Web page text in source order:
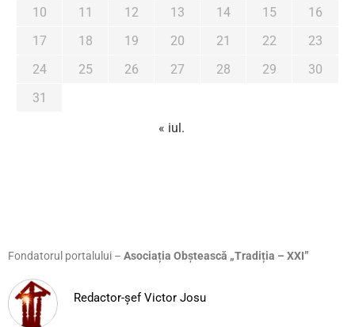
10
11 12 13 14 15
16
17
18 19 20 21 22
23
24
25 26 27 28 29
30
31
« iul.
Fondatorul portalului – Asociația Obștească „Tradiția – XXI”
Redactor-șef Victor Josu